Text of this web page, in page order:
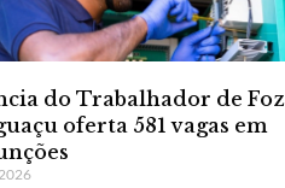
do Trabalhador de Foz
oferta 581 vagas em